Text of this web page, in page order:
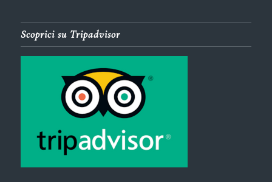
Scoprici su Tripadvisor